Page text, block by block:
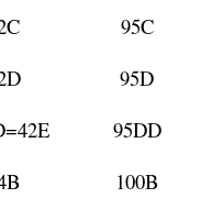
95C
95D
95DD
100B